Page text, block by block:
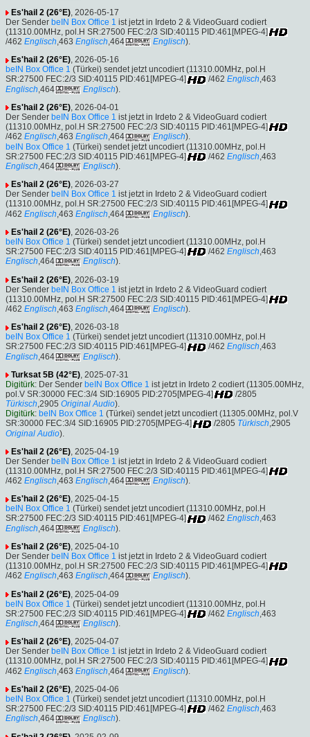
Es'hail 2 (26°E), 2026-05-17
Der Sender beIN Box Office 1 ist jetzt in Irdeto 2 & VideoGuard codiert
(11310.00MHz, pol.H SR:27500 FEC:2/3 SID:40115 PID:461[MPEG-4]
/462 Englisch,463 Englisch,464 Englisch).
Es'hail 2 (26°E), 2026-05-16
beIN Box Office 1 (Türkei) sendet jetzt uncodiert (11310.00MHz, pol.H
SR:27500 FEC:2/3 SID:40115 PID:461[MPEG-4]
/462 Englisch,463
Englisch ,464 Englisch).
Es'hail 2 (26°E), 2026-04-01
Der Sender beIN Box Office 1 ist jetzt in Irdeto 2 & VideoGuard codiert
(11310.00MHz, pol.H SR:27500 FEC:2/3 SID:40115 PID:461[MPEG-4]
/462 Englisch,463 Englisch,464 Englisch).
beIN Box Office 1 (Türkei) sendet jetzt uncodiert (11310.00MHz, pol.H
SR:27500 FEC:2/3 SID:40115 PID:461[MPEG-4]
/462 Englisch ,463
Englisch,464 Englisch).
Es'hail 2 (26°E), 2026-03-27
Der Sender beIN Box Office 1 ist jetzt in Irdeto 2 & VideoGuard codiert
(11310.00MHz, pol.H SR:27500 FEC:2/3 SID:40115 PID:461[MPEG-4]
/462 Englisch ,463 Englisch ,464 Englisch).
Es'hail 2 (26°E), 2026-03-26
beIN Box Office 1 (Türkei) sendet jetzt uncodiert (11310.00MHz, pol.H
SR:27500 FEC:2/3 SID:40115 PID:461[MPEG-4]
/462 Englisch,463
Englisch,464 Englisch).
Es'hail 2 (26°E) , 2026-03-19
Der Sender beIN Box Office 1 ist jetzt in Irdeto 2 & VideoGuard codiert
(11310.00MHz, pol.H SR:27500 FEC:2/3 SID:40115 PID:461[MPEG-4]
/462 Englisch,463 Englisch,464 Englisch).
Es'hail 2 (26°E), 2026-03-18
beIN Box Office 1 (Türkei) sendet jetzt uncodiert (11310.00MHz, pol.H
SR:27500 FEC:2/3 SID:40115 PID:461[MPEG-4]
/462 Englisch,463
Englisch ,464 Englisch).
Turksat 5B (42°E), 2025-07-31
Digitürk: Der Sender beIN Box Office 1 ist jetzt in Irdeto 2 codiert (11305.00MHz,
pol.V SR:30000 FEC:3/4 SID:16905 PID:2705[MPEG-4]
/2805
Türkisch,2905 Original Audio).
Digitürk: beIN Box Office 1 (Türkei) sendet jetzt uncodiert (11305.00MHz, pol.V
SR:30000 FEC:3/4 SID:16905 PID:2705[MPEG-4]
/2805 Türkisch,2905
Original Audio).
Es'hail 2 (26°E) , 2025-04-19
Der Sender beIN Box Office 1 ist jetzt in Irdeto 2 & VideoGuard codiert
(11310.00MHz, pol.H SR:27500 FEC:2/3 SID:40115 PID:461[MPEG-4]
/462 Englisch,463 Englisch,464 Englisch).
Es'hail 2 (26°E), 2025-04-15
beIN Box Office 1 (Türkei) sendet jetzt uncodiert (11310.00MHz, pol.H
SR:27500 FEC:2/3 SID:40115 PID:461[MPEG-4]
/462 Englisch,463
Englisch ,464 Englisch).
Es'hail 2 (26°E), 2025-04-10
Der Sender beIN Box Office 1 ist jetzt in Irdeto 2 & VideoGuard codiert
(11310.00MHz, pol.H SR:27500 FEC:2/3 SID:40115 PID:461[MPEG-4]
/462 Englisch,463 Englisch,464 Englisch).
Es'hail 2 (26°E) , 2025-04-09
beIN Box Office 1 (Türkei) sendet jetzt uncodiert (11310.00MHz, pol.H
SR:27500 FEC:2/3 SID:40115 PID:461[MPEG-4]
/462 Englisch ,463
Englisch,464 Englisch).
Es'hail 2 (26°E), 2025-04-07
Der Sender beIN Box Office 1 ist jetzt in Irdeto 2 & VideoGuard codiert
(11310.00MHz, pol.H SR:27500 FEC:2/3 SID:40115 PID:461[MPEG-4]
/462 Englisch ,463 Englisch ,464 Englisch).
Es'hail 2 (26°E), 2025-04-06
beIN Box Office 1 (Türkei) sendet jetzt uncodiert (11310.00MHz, pol.H
SR:27500 FEC:2/3 SID:40115 PID:461[MPEG-4]
/462 Englisch,463
Englisch,464 Englisch).